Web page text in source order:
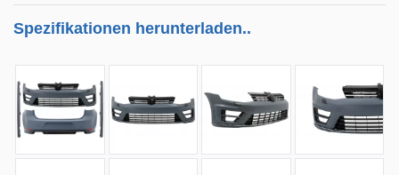
Spezifikationen herunterladen..